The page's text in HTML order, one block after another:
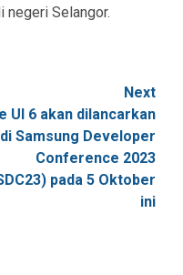
negeri Selangor.
Next
UI 6 akan dilancarkan
di Samsung Developer
Conference 2023
pada 5 Oktober
ini